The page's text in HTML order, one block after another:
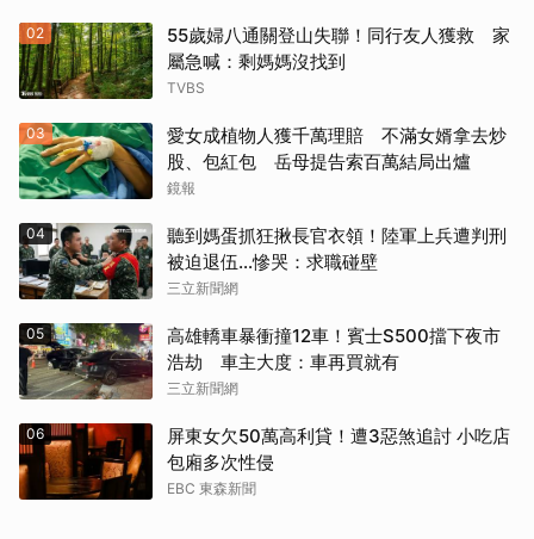
02
55歲婦八通關登山失聯！同行友人獲救 家
屬急喊：剩媽媽沒找到
TVBS
03
愛女成植物人獲千萬理賠 不滿女婿拿去炒
股、包紅包 岳母提告索百萬結局出爐
鏡報
04
聽到媽蛋抓狂揪長官衣領！陸軍上兵遭判刑
被迫退伍…慘哭：求職碰壁
三立新聞網
05
高雄轎車暴衝撞12車！賓士S500擋下夜市
浩劫 車主大度：車再買就有
三立新聞網
06
屏東女欠50萬高利貸！遭3惡煞追討 小吃店
包廂多次性侵
EBC 東森新聞